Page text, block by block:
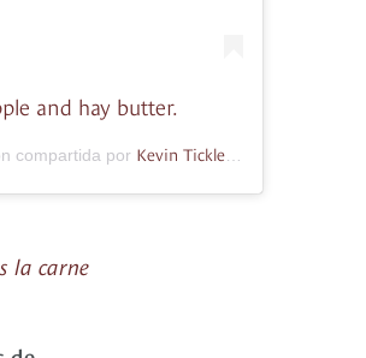
and hay butter.
compartida por Kevin Tickle
la carne